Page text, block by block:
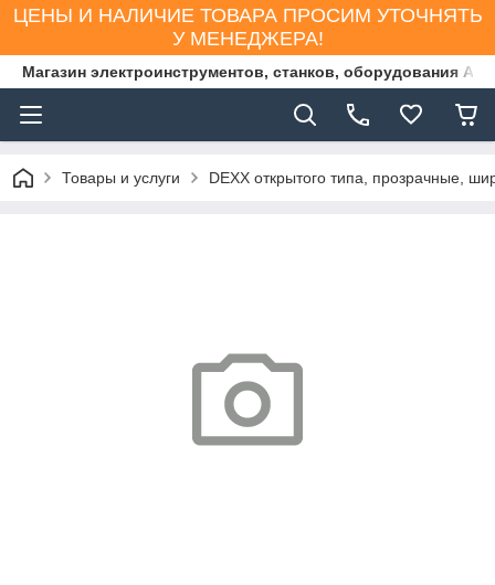
ЦЕНЫ И НАЛИЧИЕ ТОВАРА ПРОСИМ УТОЧНЯТЬ
У МЕНЕДЖЕРА!
Магазин электроинструментов, станков, оборудования
Товары и услуги DEXX открытого типа, прозрачные,